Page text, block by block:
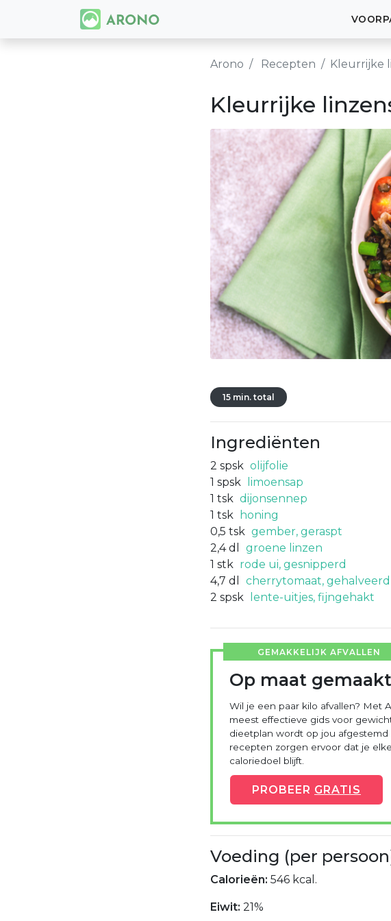
Arono Recepten Kleurrijke
Kleurrijke
15 min. total
Ingrediënten
2 spsk olijfolie
1 spsk
limoensap
1 tsk dijonsennep
1 tsk
honing
0,5 tsk gember, geraspt
2,4 dl
groene linzen
1 stk rode ui, gesnipperd
4,7 dl
cherrytomaat, gehalveerd
2 spsk lente-uitjes, fijngehakt
GEMAKKELIJK AFVALLEN
Op maat
Wil je een paar kilo afvallen? Met
meest effectieve gids voor
dieetplan wordt op jou afgestemd
recepten zorgen ervoor dat je
caloriedoel blijft.
PROBEER GRATIS
Voeding (per
Calorieën: 546 kcal.
Eiwit: 21%